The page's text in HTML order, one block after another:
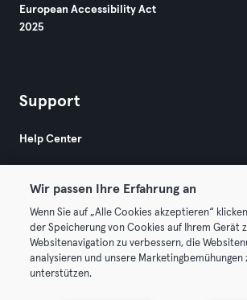
European Accessibility Act
2025
Support
Help Center
© 2026 Urban Sports Group GmbH. All
Terms & Conditions
Wir passen Ihre Erfahrung an
Wenn Sie auf „Alle Cookies akzeptieren“
der Speicherung von Cookies auf Ihrem Gerät
Websitenavigation zu verbessern, die
analysieren und unsere Marketingbemühungen
unterstützen.